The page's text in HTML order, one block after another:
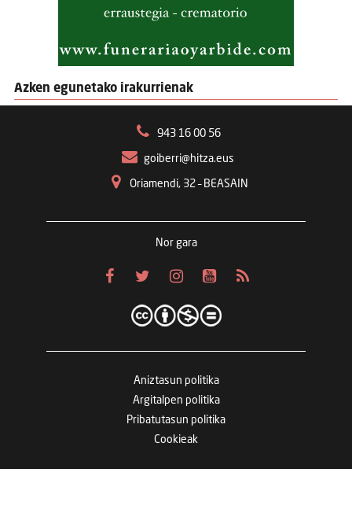
Azken egunetako irakurrienak
943 16 00 56
goiberri@hitza.eus
Oriamendi, 32 – BEASAIN
Nor gara
Aniztasun politika
Argitalpen politika
Pribatutasun politika
Cookieak